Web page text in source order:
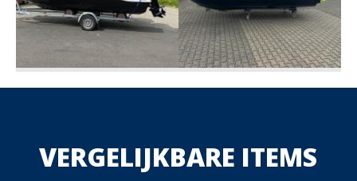
VERGELIJKBARE ITEMS